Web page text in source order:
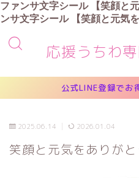
ファンサ文字シール 【笑顔と
ンサ文字シール
【笑顔と元気
応援うちわ
MENU
お買い物ガイド
よくある質問
公式LINE登録でお
2025.06.14 2026.01.04
笑顔と元気をありが